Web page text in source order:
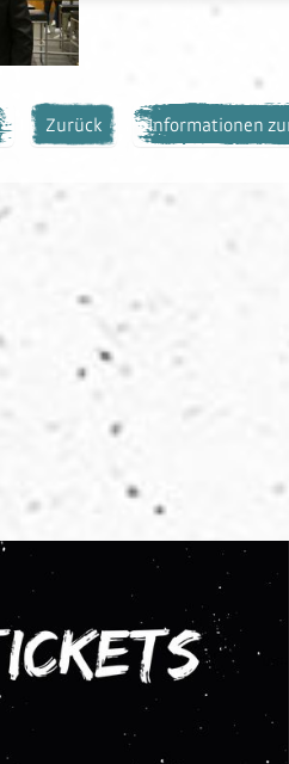
Zurück Informationen